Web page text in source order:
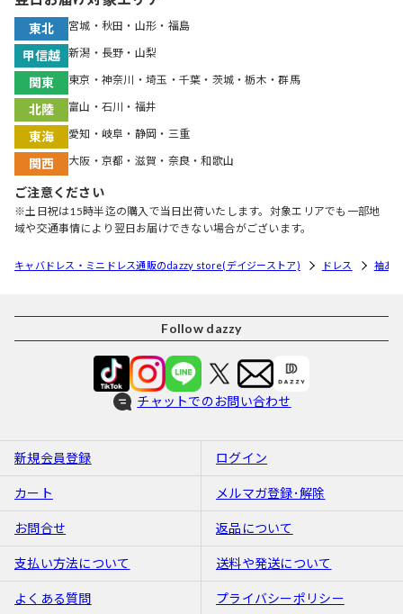
東北 宮城・秋田・山形・福島
甲信越 新潟・長野・山梨
関東 東京・神奈川・埼玉・千葉・茨城・栃木・群馬
北陸 富山・石川・福井
東海 愛知・岐阜・静岡・三重
関西 大阪・京都・滋賀・奈良・和歌山
ご注意ください
※土日祝は15時半迄の購入で当日出荷いたします。対象エリアでも一部地
域や交通事情により翌日お届けできない場合がございます。
キャバドレス・ミニドレス通販のdazzy store(デイジーストア) ドレス 袖あ
Follow dazzy
チャットでのお問い合わせ
新規会員登録 ログイン
カート メルマガ登録･解除
お問合せ 返品について
支払い方法について 送料や発送について
よくある質問 プライバシーポリシー